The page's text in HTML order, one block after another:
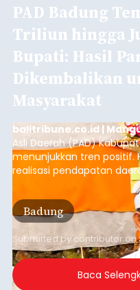
PAD Badung
Triliun hingga
Bupati: Hasil
Dikembalikan
Masyarakat
balitribune.co.id |
Asli Daerah (PAD)
menunjukkan tren positif.
realisasi pendapatan
Rp4,1 triliun atau rata-
per bulan, meningkat
rata-rata penerimaan
Rp350 miliar hingga
Badung
Submitted by contributoron
Baca